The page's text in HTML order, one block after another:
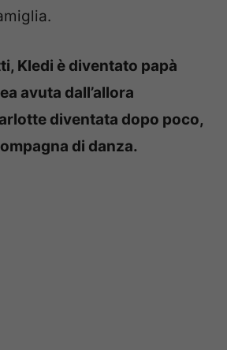
Kledi è diventato papà
avuta dall’allora
diventata dopo poco,
di danza.